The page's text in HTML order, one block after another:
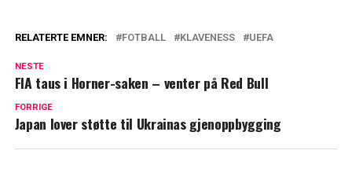
RELATERTE EMNER: FOTBALL KLAVENESS UEFA
NESTE
FIA taus i Horner-saken – venter på Red Bull
FORRIGE
Japan lover støtte til Ukrainas gjenoppbygging